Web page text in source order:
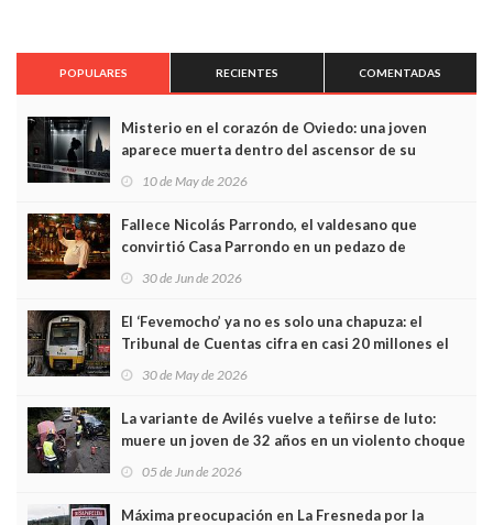
POPULARES RECIENTES COMENTADAS
Misterio en el corazón de Oviedo: una joven
aparece muerta dentro del ascensor de su
10 de May de 2026
Fallece Nicolás Parrondo, el valdesano que
convirtió Casa Parrondo en un pedazo de
30 de Jun de 2026
El ‘Fevemocho’ ya no es solo una chapuza: el
Tribunal de Cuentas cifra en casi 20 millones el
30 de May de 2026
La variante de Avilés vuelve a teñirse de luto:
muere un joven de 32 años en un violento choque
05 de Jun de 2026
Máxima preocupación en La Fresneda por la